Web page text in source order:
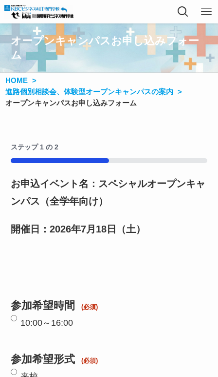
オープンキャンパスお申し込みフォー
ム
HOME
進路個別相談会、体験型オープンキャンパスの案内
オープンキャンパスお申し込みフォーム
ステップ 1 の2
50%
お申込イベント名：スペシャルオープンキャ
ンパス（全学年向け）
開催日：2026年7月18日（土）
参加希望時間
10:00～16:00
参加希望形式